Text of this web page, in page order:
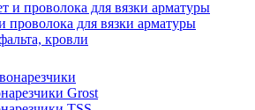
проволока для вязки арматуры
кровли
Grost